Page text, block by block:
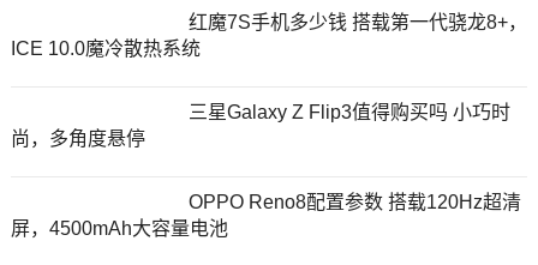
红魔7S手机多少钱 搭载第一代骁龙8+，
ICE 10.0魔冷散热系统
三星Galaxy Z Flip3值得购买吗 小巧时
尚，多角度悬停
OPPO Reno8配置参数 搭载120Hz超清
屏，4500mAh大容量电池